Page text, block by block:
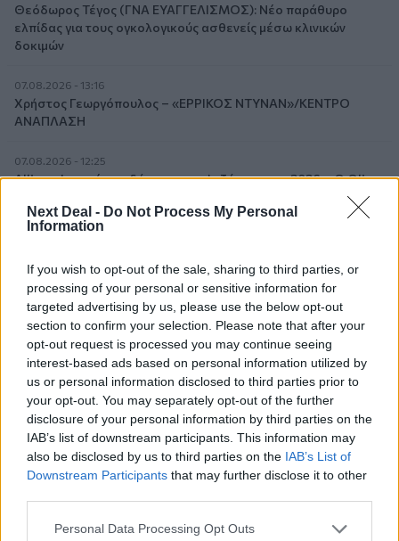
Next Deal - Do Not Process My Personal
Information
If you wish to opt-out of the sale, sharing to third parties, or
processing of your personal or sensitive information for
targeted advertising by us, please use the below opt-out
section to confirm your selection. Please note that after your
opt-out request is processed you may continue seeing
interest-based ads based on personal information utilized by
us or personal information disclosed to third parties prior to
your opt-out. You may separately opt-out of the further
disclosure of your personal information by third parties on the
IAB’s list of downstream participants. This information may
also be disclosed by us to third parties on the IAB’s List of
Downstream Participants that may further disclose it to other
Personal Data Processing Opt Outs
Θεόδωρος Τέγος (ΓΝΑ ΕΥΑΓΓΕΛΙΣΜΟΣ): Νέο παράθυρο
ελπίδας για τους ογκολογικούς ασθενείς μέσω κλινικών
δοκιμών
07.08.2026 - 13:16
Χρήστος Γεωργόπουλος – «ΕΡΡΙΚΟΣ ΝΤΥΝΑΝ»/ΚΕΝΤΡΟ
ΑΝΑΠΛΑΣΗ
07.08.2026 - 12:25
Allianz: Ισχυρές επιδόσεις στο α’ εξάμηνο του 2026 – Ο Oliver
«protection gap»
Οι αισθητήρες βλέπουν καλύτερα από τον άνθρωπο. Πάντα;
07.08.2026 - 11:01
Generali: Αποτελέσματα Α' Εξαμήνου - Εξαιρετική ανάπτυξη
στα Λειτουργικά και Προσαρμοσμένα Καθαρά Αποτελέσματα
με συμβολή από όλες τις επιχειρηματικές δραστηριότητες
07.08.2026 - 10:28
Ομαδικά Ασφαλιστικά προϊόντα Επαγγελματικής
Συνταξιοδότησης: Νέο πεδίο ανάπτυξης για ασφαλιστικές και
ασφαλιστές
07.08.2026 - 09:23
Υψηλοί ρυθμοί ανάπτυξης και νέα ρεκόρ επιδόσεων